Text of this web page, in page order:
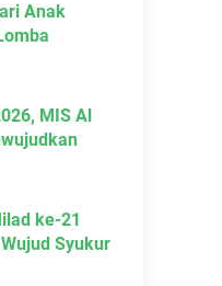
Anak
MIS Al
ke-21
Syukur